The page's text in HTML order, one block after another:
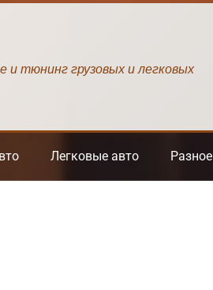
и тюнинг грузовых и легковых
Легковые авто Разное